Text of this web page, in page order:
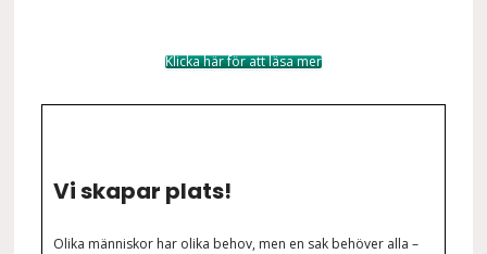
Klicka här för att läsa mer
Vi skapar plats!
Olika människor har olika behov, men en sak behöver alla –